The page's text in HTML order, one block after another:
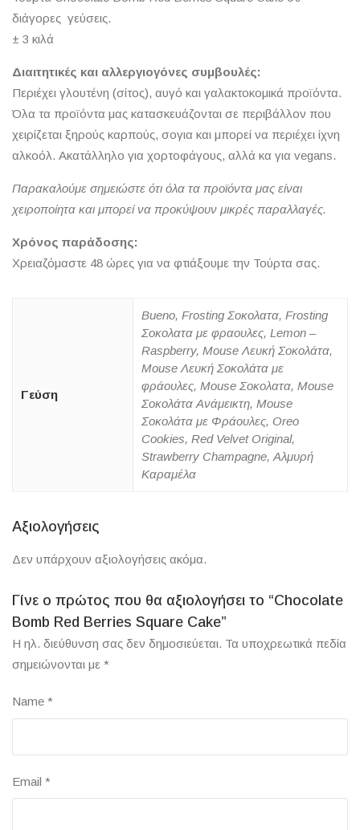
διάγορες γεύσεις.
± 3 κιλά
Διαιτητικές και αλλεργιογόνες συμβουλές:
Περιέχει γλουτένη (σίτος), αυγό και γαλακτοκομικά προϊόντα.
Όλα τα προϊόντα μας κατασκευάζονται σε περιβάλλον που
χειρίζεται ξηρούς καρπούς, σογια και μπορεί να περιέχει ίχνη
αλκοόλ. Ακατάλληλο για χορτοφάγους, αλλά κα για vegans.
Παρακαλούμε σημειώστε ότι όλα τα προϊόντα μας είναι
χειροποίητα και μπορεί να προκύψουν μικρές παραλλαγές.
Χρόνος παράδοσης:
Χρειαζόμαστε 48 ώρες για να φτιάξουμε την Τούρτα σας.
Γεύση
Bueno, Frosting Σοκολατα, Frosting
Σοκολατα με φραουλες, Lemon –
Raspberry, Mouse Λευκή Σοκολάτα,
Mouse Λευκή Σοκολάτα με
φράουλες, Mouse Σοκολατα, Mouse
Σοκολάτα Ανάμεικτη, Mouse
Σοκολάτα με Φράουλες, Oreo
Cookies, Red Velvet Original,
Strawberry Champagne, Αλμυρή
Καραμέλα
Αξιολογήσεις
Δεν υπάρχουν αξιολογήσεις ακόμα.
Γίνε ο πρώτος που θα αξιολογήσει το “Chocolate
Bomb Red Berries Square Cake”
Η ηλ. διεύθυνση σας δεν δημοσιεύεται. Τα υποχρεωτικά πεδία
σημειώνονται με *
Name *
Email *